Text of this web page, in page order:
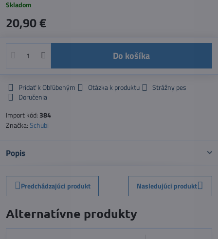
Skladom
20,90 €
Do košíka
Pridať k Obľúbeným Otázka k produktu
Strážny pes
Doručenia
Import kód: 384
Značka:Schubi
Popis
Predchádzajúci produkt Nasledujúci produkt
Alternatívne produkty